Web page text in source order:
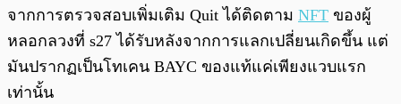
จากการตรวจสอบเพิ่มเติม Quit ได้ติดตาม NFT ของผู้
หลอกลวงที่ s27 ได้รับหลังจากการแลกเปลี่ยนเกิดขึ้น แต่
มันปรากฏเป็นโทเคน BAYC ของแท้แค่เพียงแวบแรก
เท่านั้น